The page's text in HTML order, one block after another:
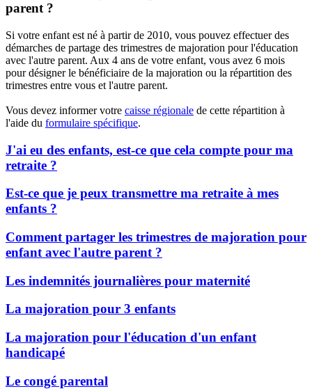
parent ?
Si votre enfant est né à partir de 2010, vous pouvez effectuer des
démarches de partage des trimestres de majoration pour l'éducation
avec l'autre parent. Aux 4 ans de votre enfant, vous avez 6 mois
pour désigner le bénéficiaire de la majoration ou la répartition des
trimestres entre vous et l'autre parent.
Vous devez informer votre caisse régionale de cette répartition à
l'aide du formulaire spécifique.
J'ai eu des enfants, est-ce que cela compte pour ma
retraite ?
Est-ce que je peux transmettre ma retraite à mes
enfants ?
Comment partager les trimestres de majoration pour
enfant avec l'autre parent ?
Les indemnités journalières pour maternité
La majoration pour 3 enfants
La majoration pour l'éducation d'un enfant
handicapé
Le congé parental